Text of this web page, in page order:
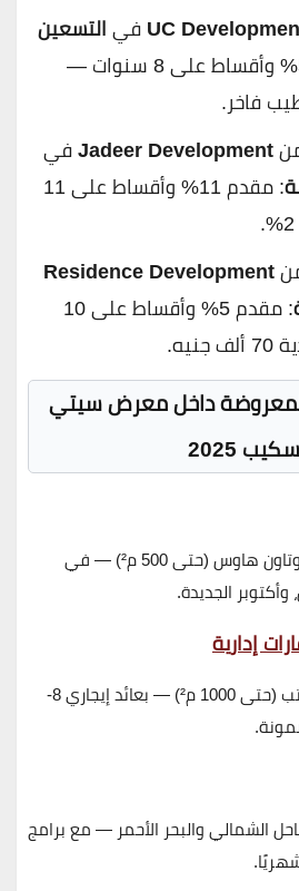
UCفيالتسعين
: مقدم 5% وأقساط على 8 سنوات —
فاخر.
Jadeer Developmentفي
: مقدم 11% وأقساط على 11
Residence Development
: مقدم 5% وأقساط على 10
المعروضة داخل معرض سيتي
سكيب 2025
شقق (من 60 م²) – فلل وتاون هاوس (حتى 500 م²) — في
وأكتوبر الجديدة.
إدارية
محلات (من 20 م²) – مكاتب (حتى 1000 م²) — بعائد إيجاري 8-
الشمالي والبحر الأحمر — مع برامج